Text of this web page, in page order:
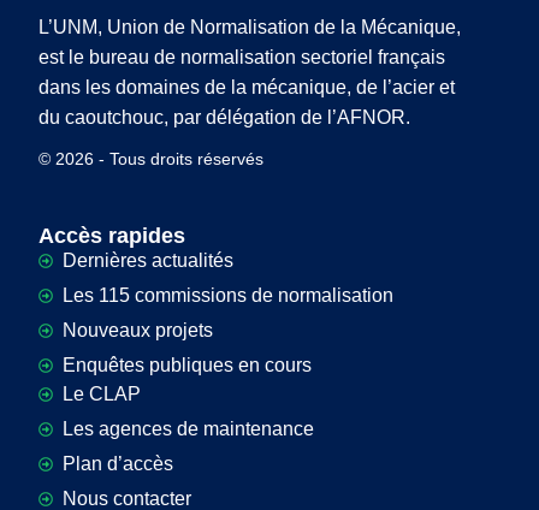
L’UNM, Union de Normalisation de la Mécanique,
est le bureau de normalisation sectoriel français
dans les domaines de la mécanique, de l’acier et
du caoutchouc, par délégation de l’AFNOR.
© 2026 - Tous droits réservés
Accès rapides
Dernières actualités
Les 115 commissions de normalisation
Nouveaux projets
Enquêtes publiques en cours
Le CLAP
Les agences de maintenance
Plan d’accès
Nous contacter